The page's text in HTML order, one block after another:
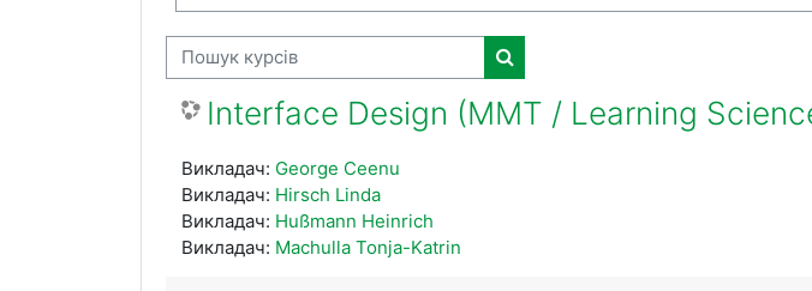
Пошук курсів
Пошук курсів
Interface Design (MMT / Learning
Викладач: George Ceenu
Викладач: Hirsch Linda
Викладач: Hußmann Heinrich
Викладач: Machulla Tonja-Katrin